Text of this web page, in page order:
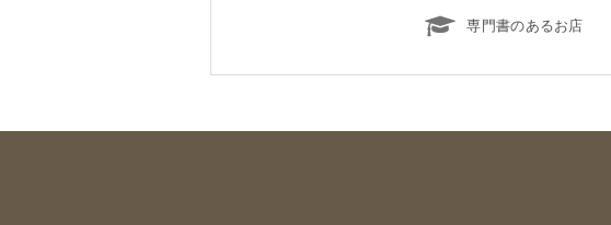
専門書のあるお店